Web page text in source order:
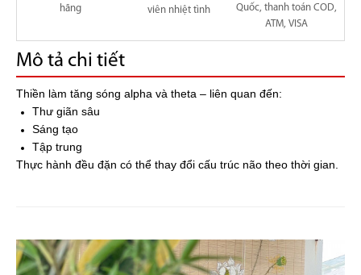
hãng
viên nhiệt tình
Quốc, thanh toán COD,
ATM, VISA
Mô tả chi tiết
Thiền làm tăng sóng alpha và theta – liên quan đến:
Thư giãn sâu
Sáng tạo
Tập trung
Thực hành đều đặn có thể thay đổi cấu trúc não theo thời gian.